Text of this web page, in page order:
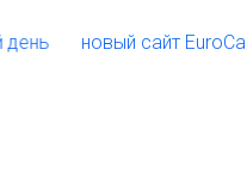
новый сайт EuroCars.su